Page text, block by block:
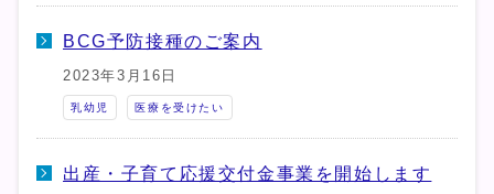
BCG予防接種のご案内
2023年3月16日
乳幼児 医療を受けたい
出産・子育て応援交付金事業を開始します